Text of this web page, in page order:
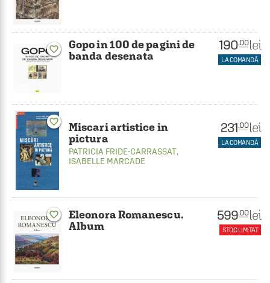
favorite_border
Gopo in 100 de pagini de
banda desenata
190.00 lei
LA COMANDĂ
favorite_border
Miscari artistice in
pictura
PATRICIA FRIDE-CARRASSAT,
ISABELLE MARCADE
231.00 lei
LA COMANDĂ
favorite_border
Eleonora Romanescu.
Album
599.00 lei
STOC LIMITAT